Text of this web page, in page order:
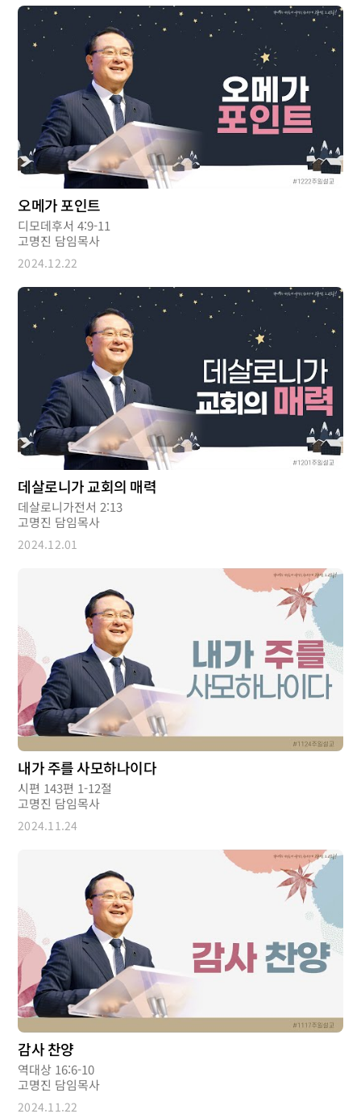
오메가 포인트
디모데후서 4:9-11
고명진 담임목사
2024.12.22
데살로니가 교회의 매력
데살로니가전서 2:13
고명진 담임목사
2024.12.01
내가 주를 사모하나이다
시편 143편 1-12절
고명진 담임목사
2024.11.24
감사 찬양
역대상 16:6-10
고명진 담임목사
2024.11.22